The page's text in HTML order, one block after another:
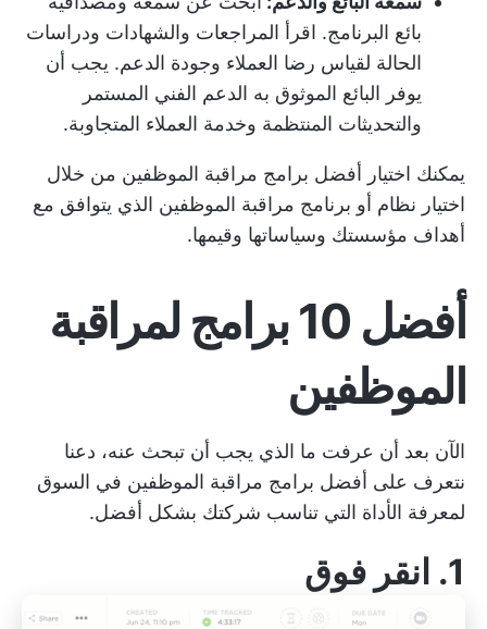
بائع البرنامج. اقرأ المراجعات والشهادات ودراسات
الحالة لقياس رضا العملاء وجودة الدعم. يجب أن
يوفر البائع الموثوق به الدعم الفني المستمر
والتحديثات المنتظمة وخدمة العملاء المتجاوبة.
يمكنك اختيار أفضل برامج مراقبة الموظفين من خلال
اختيار نظام أو برنامج مراقبة الموظفين الذي يتوافق مع
أهداف مؤسستك وسياساتها وقيمها.
أفضل 10 برامج لمراقبة
الموظفين
الآن بعد أن عرفت ما الذي يجب أن تبحث عنه، دعنا
نتعرف على أفضل برامج مراقبة الموظفين في السوق
لمعرفة الأداة التي تناسب شركتك بشكل أفضل.
1. انقر فوق